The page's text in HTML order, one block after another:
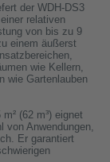
der WDH-DS3
relativen
von bis zu 9
einem äußerst
wie Kellern,
wie Gartenlauben
(62 m³) eignet
Anwendungen,
Er garantiert